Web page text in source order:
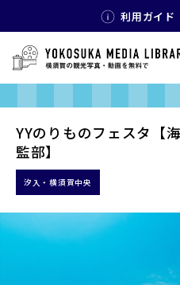
利用ガイド
YYのりものフェスタ【
監部】
汐入・横須賀中央